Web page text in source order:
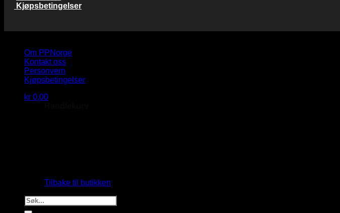
Kjøpsbetingelser
Om PPNorge
Kontakt oss
Personvern
Kjøpsbetingelser
kr 0,00
Tilbake til butikken
Søk
etter: